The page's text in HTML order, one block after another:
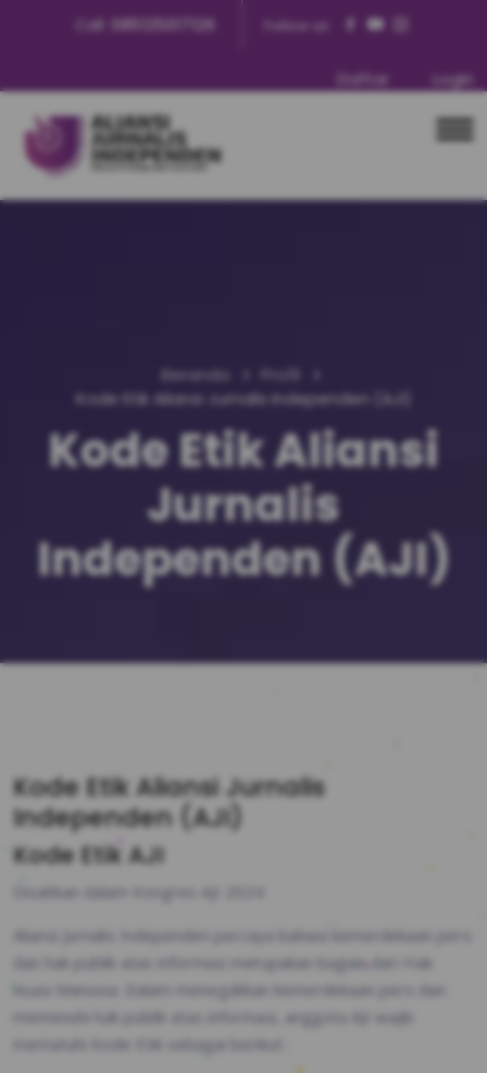
Call: 085125017126 Follow us:
Daftar Login
Beranda
Kode Etik Aliansi Jurnalis Independen (AJI)
Kode Etik Aliansi
Jurnalis
Independen (AJI)
Kode Etik Aliansi Jurnalis
Independen (AJI)
Kode Etik AJI
Disahkan dalam Kongres AJI 2024
Aliansi Jurnalis Independen percaya bahwa kemerdekaan pers
dan hak publik atas informasi merupakan bagian dari Hak
Asasi Manusia. Dalam menegakkan kemerdekaan pers dan
memenuhi hak publik atas informasi, anggota AJI wajib
mematuhi Kode Etik sebagai berikut :